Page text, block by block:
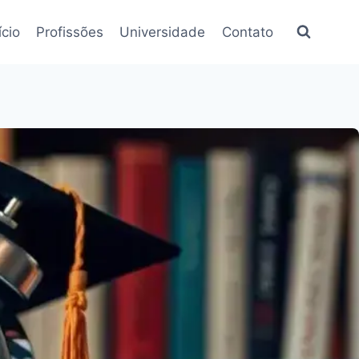
Profissões Universidade Contato